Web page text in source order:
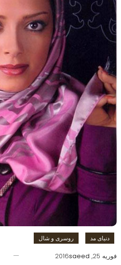
دنیای مد روسری و شال
فوریه 25, 2016
saeed